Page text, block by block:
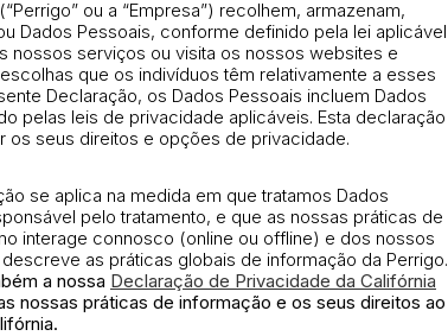
ou a “Empresa”) recolhem, armazenam,
Dados Pessoais, conforme definido pela lei aplicável
nossos serviços ou visita os nossos websites e
que os indivíduos têm relativamente a esses
Declaração, os Dados Pessoais incluem Dados
pelas leis de privacidade aplicáveis. Esta declaração
seus direitos e opções de privacidade.
se aplica na medida em que tratamos Dados
pelo tratamento, e que as nossas práticas de
interage connosco (online ou offline) e dos nossos
as práticas globais de informação da Perrigo.
a nossa Declaração de Privacidade da Califórnia
nossas práticas de informação e os seus direitos ao